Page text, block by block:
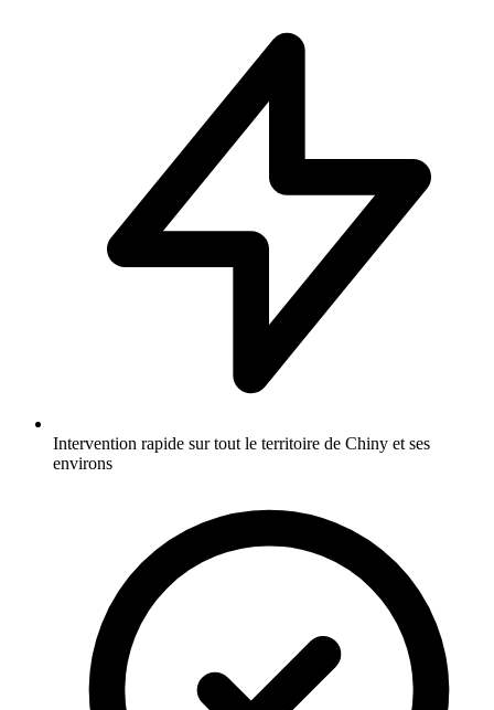
Intervention rapide sur tout le territoire de Chiny et ses
environs